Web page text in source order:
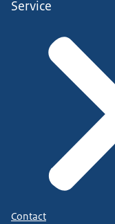
Service
Contact